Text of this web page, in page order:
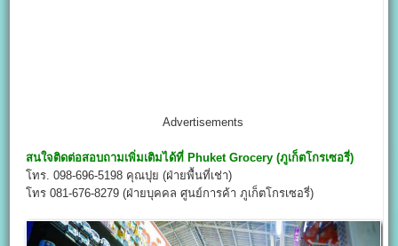
Advertisements
สนใจติดต่อสอบถามเพิ่มเติมได้ที่ Phuket Grocery (ภูเก็ตโกรเซอรี่)
โทร. 098-696-5198 คุณปุย (ฝ่ายพื้นที่เช่า)
โทร 081-676-8279 (ฝ่ายบุคคล ศูนย์การค้า ภูเก็ตโกรเซอรี่)